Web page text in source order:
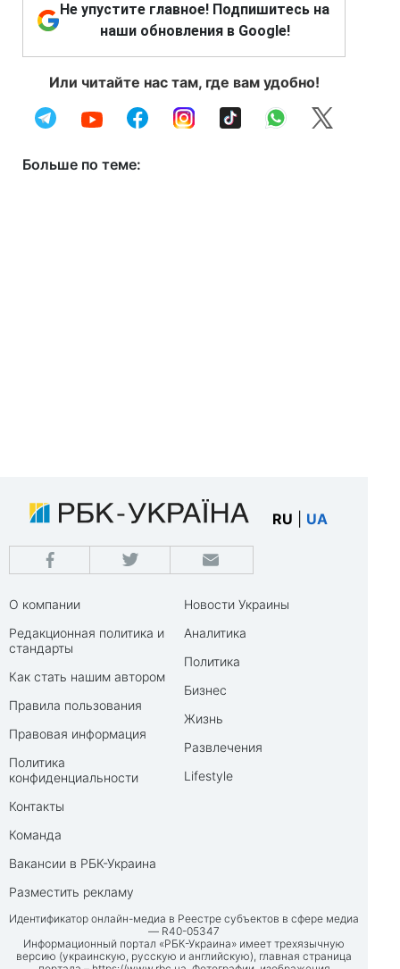
Не упустите главное! Подпишитесь на
наши обновления в Google!
Или читайте нас там, где вам удобно!
Больше по теме:
RU UA
О компании
Редакционная политика и
стандарты
Как стать нашим автором
Правила пользования
Правовая информация
Политика
конфиденциальности
Контакты
Команда
Вакансии в РБК-Украина
Разместить рекламу
Новости Украины
Аналитика
Политика
Бизнес
Жизнь
Развлечения
Lifestyle
Идентификатор онлайн-медиа в Реестре субъектов в сфере медиа
— R40-05347
Информационный портал «РБК-Украина» имеет трехязычную
версию (украинскую, русскую и английскую), главная страница